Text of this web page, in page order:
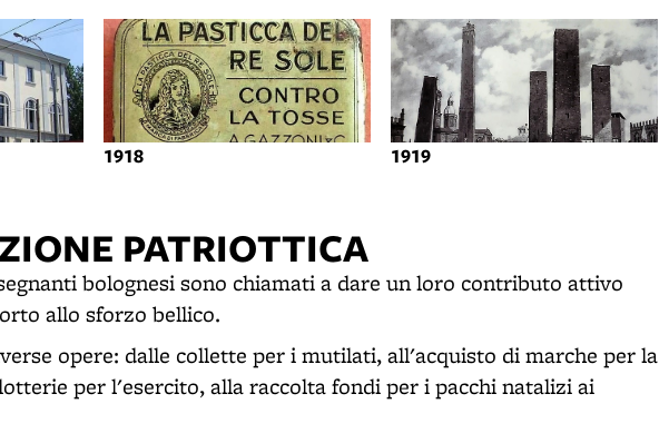
1918 1919
PATRIOTTICA
bolognesi sono chiamati a dare un loro contributo attivo
allo sforzo bellico.
opere: dalle collette per i mutilati, all'acquisto di marche per la
per l'esercito, alla raccolta fondi per i pacchi natalizi ai